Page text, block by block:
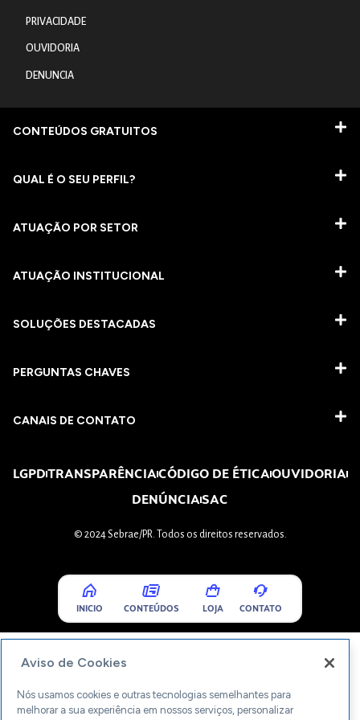
PRIVACIDADE
OUVIDORIA
DENUNCIA
CONTEÚDOS GRATUITOS
QUAL É O SEU PERFIL?
ATUAÇÃO POR SETOR
ATUAÇÃO INSTITUCIONAL
SOLUÇÕES DESTACADAS
PERGUNTAS CHAVES​
CANAIS DE CONTATO
LGPDTRANSPARÊNCIACÓDIGO DE ÉTICAOUVIDORIA
DENÚNCIASAC
© 2024 Sebrae/PR. Todos os direitos reservados.
INICIO CONTEÚDOS LOJA CONTATO
Aviso de Cookies
Nós usamos cookies e outras tecnologias semelhantes para
melhorar a sua experiência em nossos serviços, personalizar